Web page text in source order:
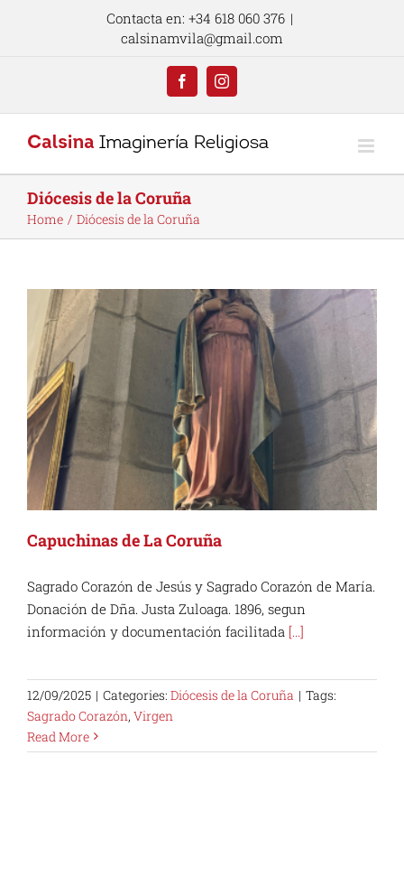
Contacta en: +34 618 060 376 |
calsinamvila@gmail.com
FacebookInstagram
Diócesis de la Coruña
Home Diócesis de la Coruña
Capuchinas de La Coruña
Sagrado Corazón de Jesús y Sagrado Corazón de María.
Donación de Dña. Justa Zuloaga. 1896, segun
información y documentación facilitada [...]
12/09/2025 | Categories: Diócesis de la Coruña | Tags:
Sagrado Corazón, Virgen
Read More